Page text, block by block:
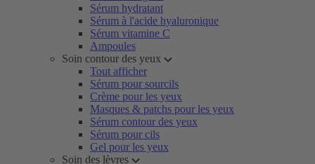
Sérum hydratant
Sérum à l'acide hyaluronique
Sérum vitamine C
Ampoules
Soin contour des yeux
Tout afficher
Sérum pour sourcils
Crème pour les yeux
Masques & patchs pour les yeux
Sérum contour des yeux
Sérum pour cils
Gel pour les yeux
Soin des lèvres